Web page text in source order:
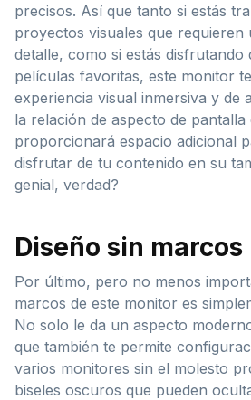
precisos. Así que tanto si estás
proyectos visuales que requieren
detalle, como si estás disfrutando
películas favoritas, este monitor
experiencia visual inmersiva y de
la relación de aspecto de pantalla
proporcionará espacio adicional
disfrutar de tu contenido en su
genial, verdad?
Diseño sin marcos
Por último, pero no menos
marcos de este monitor es
No solo le da un aspecto
que también te permite
varios monitores sin el molesto
biseles oscuros que pueden